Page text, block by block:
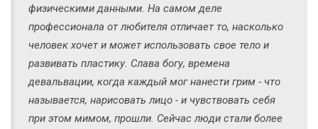
физическими данными. На самом деле
профессионала от любителя отличает то, насколько
человек хочет и может использовать свое тело и
развивать пластику. Слава богу, времена
девальвации, когда каждый мог нанести грим - что
называется, нарисовать лицо - и чувствовать себя
при этом мимом, прошли. Сейчас люди стали более